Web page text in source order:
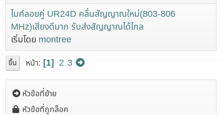
ไมค์ลอยคู่ UR24D คลื่นสัญญาณใหม่(803-806
MHz)เสียงดีมาก รับส่งสัญญาณได้ไกล
เริ่มโดย montree
ขึ้น หน้า 1 2 3
หัวข้อที่ย้าย
หัวข้อที่ถูกล็อค